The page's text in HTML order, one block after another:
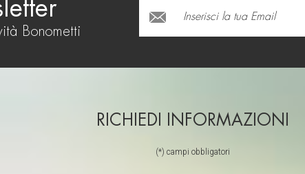
Bonometti
RICHIEDI INFORMAZIONI
(*) campi obbligatori